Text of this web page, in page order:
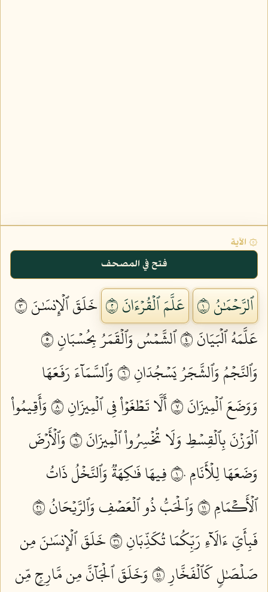
۞ الآية
فتح في المصحف
ٱلرَّحۡمَٰنُ ١ عَلَّمَ ٱلۡقُرۡءَانَ ٢
خَلَقَ ٱلۡإِنسَٰنَ ٣
عَلَّمَهُ ٱلۡبَيَانَ ٤
ٱلشَّمۡسُ وَٱلۡقَمَرُ بِحُسۡبَانٖ ٥
وَٱلنَّجۡمُ وَٱلشَّجَرُ يَسۡجُدَانِ ٦
وَٱلسَّمَآءَ رَفَعَهَا
وَوَضَعَ ٱلۡمِيزَانَ ٧
أَلَّا تَطۡغَوۡاْ فِي ٱلۡمِيزَانِ ٨
وَأَقِيمُواْ
ٱلۡوَزۡنَ بِٱلۡقِسۡطِ وَلَا تُخۡسِرُواْ ٱلۡمِيزَانَ ٩
وَٱلۡأَرۡضَ
وَضَعَهَا لِلۡأَنَامِ ١٠
فِيهَا فَٰكِهَةٞ وَٱلنَّخۡلُ ذَاتُ
ٱلۡأَكۡمَامِ ١١
وَٱلۡحَبُّ ذُو ٱلۡعَصۡفِ وَٱلرَّيۡحَانُ ١٢
فَبِأَيِّ ءَالَآءِ رَبِّكُمَا تُكَذِّبَانِ ١٣
خَلَقَ ٱلۡإِنسَٰنَ مِن
صَلۡصَٰلٖ كَٱلۡفَخَّارِ ١٤
وَخَلَقَ ٱلۡجَآنَّ مِن مَّارِجٖ مِّن